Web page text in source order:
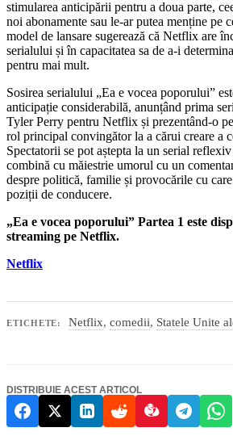
stimularea anticipării pentru a doua parte,
noi abonamente sau le-ar putea menține pe
model de lansare sugerează că Netflix are
serialului și în capacitatea sa de a-i
pentru mai mult.
Sosirea serialului „Ea e vocea poporului”
anticipație considerabilă, anunțând prima
Tyler Perry pentru Netflix și prezentând-o
rol principal convingător la a cărui creare a
Spectatorii se pot aștepta la un serial
combină cu măiestrie umorul cu un
despre politică, familie și provocările cu
poziții de conducere.
„Ea e vocea poporului” Partea 1 este
streaming pe Netflix.
Netflix
ETICHETE: Netflix, comedii, Statele Unite
DISTRIBUIE ACEST ARTICOL